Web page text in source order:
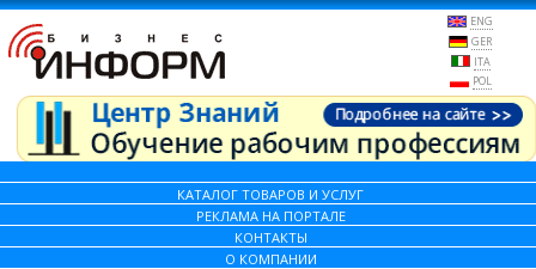
ENG
GER
ITA
POL
КАТАЛОГ ТОВАРОВ И УСЛУГ
РЕКЛАМА НА ПОРТАЛЕ
КОНТАКТЫ
О КОМПАНИИ